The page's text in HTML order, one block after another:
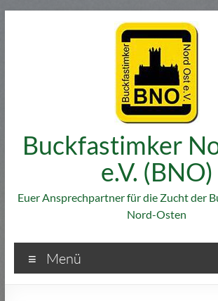
Buckfastimker
e.V. (BNO)
Euer Ansprechpartner für die Zucht der
Nord-Osten
Menü